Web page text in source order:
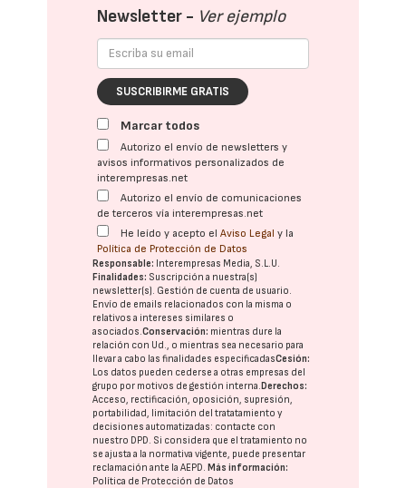
Newsletter - Ver ejemplo
SUSCRIBIRME GRATIS
Marcar todos
Autorizo el envío de newsletters y
avisos informativos personalizados de
interempresas.net
Autorizo el envío de comunicaciones
de terceros vía interempresas.net
He leído y acepto elAviso Legal y la
Política de Protección de Datos
Responsable: Interempresas Media, S.L.U.
Finalidades: Suscripción a nuestra(s)
newsletter(s). Gestión de cuenta de usuario.
Envío de emails relacionados con la misma o
relativos a intereses similares o
asociados.Conservación: mientras dure la
relación con Ud., o mientras sea necesario para
llevar a cabo las finalidades especificadasCesión:
Los datos pueden cederse a otras empresas del
grupo por motivos de gestión interna.Derechos:
Acceso, rectificación, oposición, supresión,
portabilidad, limitación del tratatamiento y
decisiones automatizadas: contacte con
nuestro DPD. Si considera que el tratamiento no
se ajusta a la normativa vigente, puede presentar
reclamación ante laAEPD.Más información:
Política de Protección de Datos